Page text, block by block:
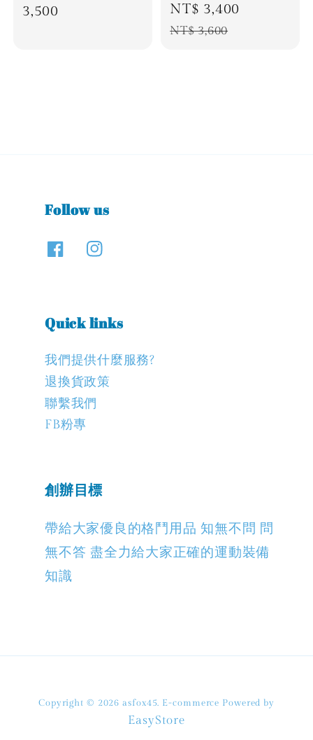
price
3,500
Sale
price
NT$ 3,400
NT$ 3,600
Follow us
Quick links
我們提供什麼服務?
退換貨政策
聯繫我們
FB粉專
創辦目標
帶給大家優良的格鬥用品 知無不問 問
無不答 盡全力給大家正確的運動裝備
知識
Copyright © 2026 asfox45. E-commerce Powered by
EasyStore